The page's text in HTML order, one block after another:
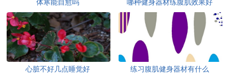
体寒能自愈吗 哪种健身器材练腹肌效果好
心脏不好几点睡觉好 练习腹肌健身器材有什么